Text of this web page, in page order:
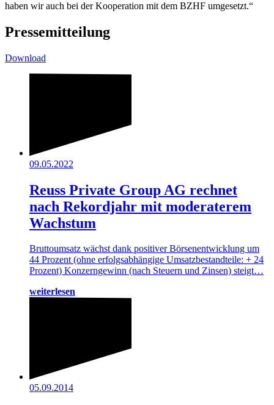
haben wir auch bei der Kooperation mit dem BZHF umgesetzt.“
Pressemitteilung
Download
09.05.2022
Reuss Private Group AG rechnet
nach Rekordjahr mit moderaterem
Wachstum
Bruttoumsatz wächst dank positiver Börsenentwicklung um
44 Prozent (ohne erfolgsabhängige Umsatzbestandteile: + 24
Prozent) Konzerngewinn (nach Steuern und Zinsen) steigt…
weiterlesen
05.09.2014